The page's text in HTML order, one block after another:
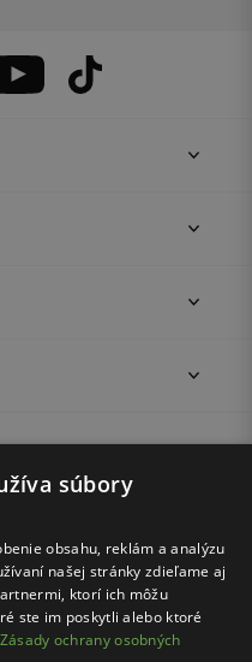
súbory
obsahu, reklám a analýzu
našej stránky zdieľame aj
ktorí ich môžu
ste im poskytli alebo ktoré
Zásady ochrany osobných